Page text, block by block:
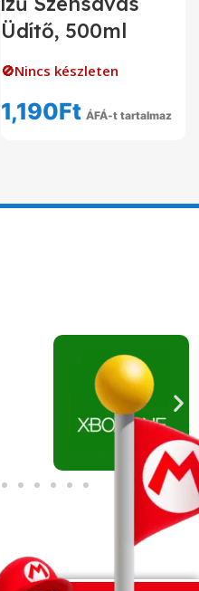
Üdítő, 500ml
🚫Nincs készleten
1,190Ft ÁFÁ-t tartalmaz